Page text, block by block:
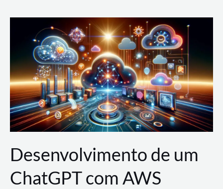
Nuvem:
Google
Cloud,
AWS
e
Azure
Desenvolvimento de um
ChatGPT com AWS